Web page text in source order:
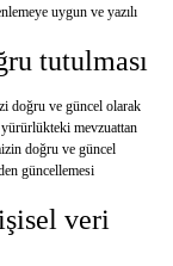
uygun ve yazılı
tutulması
doğru ve güncel olarak
mevzuattan
doğru ve güncel
güncellemesi
veri